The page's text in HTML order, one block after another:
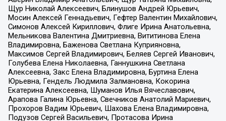
Щур Николай Алексеевич, Блинушов Андрей Юрьевич,
Мосин Алексей Геннадьевич, Гефтер Валентин Михайлович,
Симонов Алексей Кириллович, Флиге Ирина Анатольевна,
Мельникова Валентина Дмитриевна, Вититинова Елена
Владимировна, Баженова Светлана Куприяновна,
Максимов Сергей Владимирович, Беляев Сергей Иванович,
Голубева Елена Николаевна, Ганнушкина Светлана
Алексеевна, Закс Елена Владимировна, Буртина Елена
Юрьевна, Гендель Людмила Залмановна, Кокорина
Екатерина Алексеевна, Шуманов Илья Вячеславович,
Арапова Галина Юрьевна, Свечников Анатолий Мариевич,
Прохоров Вадим Юрьевич, Шахова Елена Владимировна,
Подузов Сергей Васильевич, Протасова Ирина